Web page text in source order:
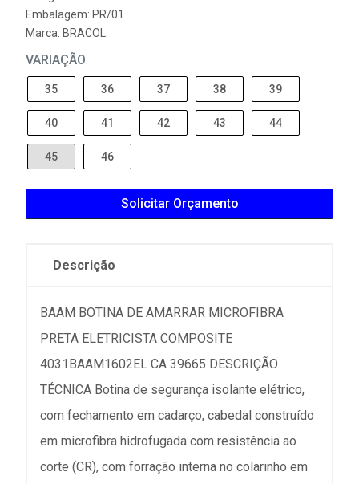
Embalagem: PR/01
Marca: BRACOL
VARIAÇÃO
35 36 37 38 39
40 41 42 43 44
45 46
Solicitar Orçamento
Descrição
BAAM BOTINA DE AMARRAR MICROFIBRA
PRETA ELETRICISTA COMPOSITE
4031BAAM1602EL CA 39665 DESCRIÇÃO
TÉCNICA Botina de segurança isolante elétrico,
com fechamento em cadarço, cabedal construído
em microfibra hidrofugada com resistência ao
corte (CR), com forração interna no colarinho em